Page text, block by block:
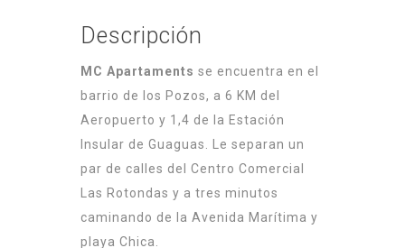
Descripción
MC Apartaments se encuentra en el
barrio de los Pozos, a 6 KM del
Aeropuerto y 1,4 de la Estación
Insular de Guaguas. Le separan un
par de calles del Centro Comercial
Las Rotondas y a tres minutos
caminando de la Avenida Marítima y
playa Chica.